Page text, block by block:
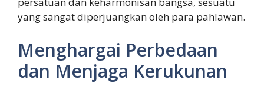
yang sangat diperjuangkan oleh para pahlawan.
Menghargai Perbedaan
dan Menjaga Kerukunan